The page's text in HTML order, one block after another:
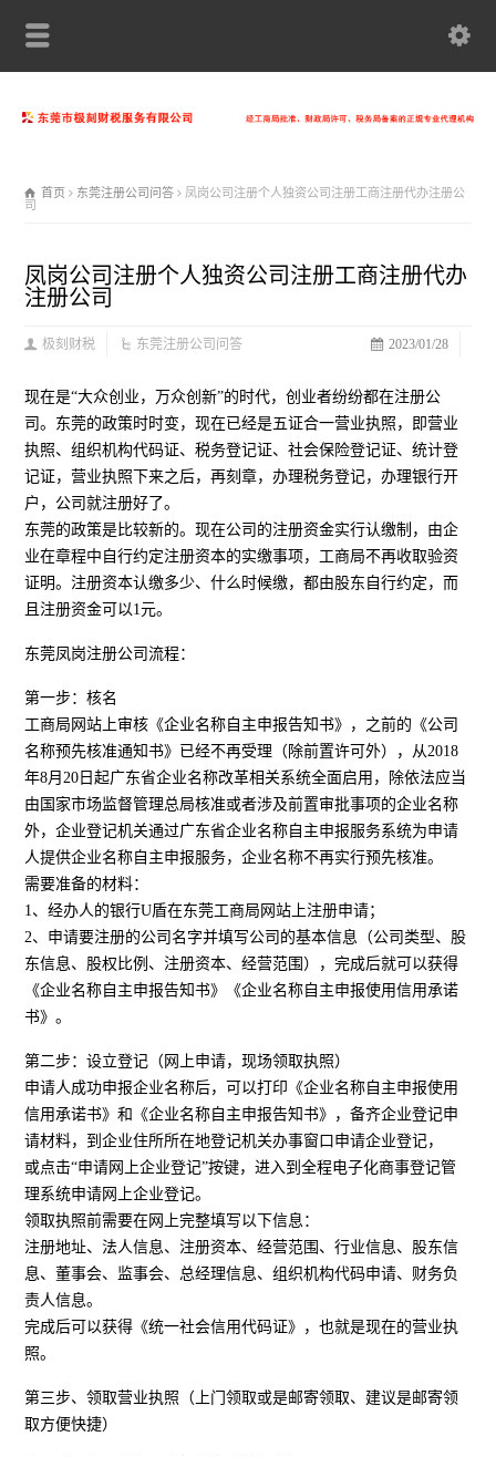
首页 东莞注册公司问答
凤岗公司注册个人独资公司注册工商注册代办注册公
司
凤岗公司注册个人独资公司注册工商注册代办
注册公司
2023/01/28
极刻财税 东莞注册公司问答
现在是“大众创业，万众创新”的时代，创业者纷纷都在注册公
司。东莞的政策时时变，现在已经是五证合一营业执照，即营业
执照、组织机构代码证、税务登记证、社会保险登记证、统计登
记证，营业执照下来之后，再刻章，办理税务登记，办理银行开
户，公司就注册好了。
东莞的政策是比较新的。现在公司的注册资金实行认缴制，由企
业在章程中自行约定注册资本的实缴事项，工商局不再收取验资
证明。注册资本认缴多少、什么时候缴，都由股东自行约定，而
且注册资金可以1元。
东莞凤岗注册公司流程：
第一步：核名
工商局网站上审核《企业名称自主申报告知书》，之前的《公司
名称预先核准通知书》已经不再受理（除前置许可外），从2018
年8月20日起广东省企业名称改革相关系统全面启用，除依法应当
由国家市场监督管理总局核准或者涉及前置审批事项的企业名称
外，企业登记机关通过广东省企业名称自主申报服务系统为申请
人提供企业名称自主申报服务，企业名称不再实行预先核准。
需要准备的材料：
1、经办人的银行U盾在东莞工商局网站上注册申请；
2、申请要注册的公司名字并填写公司的基本信息（公司类型、股
东信息、股权比例、注册资本、经营范围），完成后就可以获得
《企业名称自主申报告知书》《企业名称自主申报使用信用承诺
书》。
第二步：设立登记（网上申请，现场领取执照）
申请人成功申报企业名称后，可以打印《企业名称自主申报使用
信用承诺书》和《企业名称自主申报告知书》，备齐企业登记申
请材料，到企业住所所在地登记机关办事窗口申请企业登记，
或点击“申请网上企业登记”按键，进入到全程电子化商事登记管
理系统申请网上企业登记。
领取执照前需要在网上完整填写以下信息：
注册地址、法人信息、注册资本、经营范围、行业信息、股东信
息、董事会、监事会、总经理信息、组织机构代码申请、财务负
责人信息。
完成后可以获得《统一社会信用代码证》，也就是现在的营业执
照。
第三步、领取营业执照（上门领取或是邮寄领取、建议是邮寄领
取方便快捷）